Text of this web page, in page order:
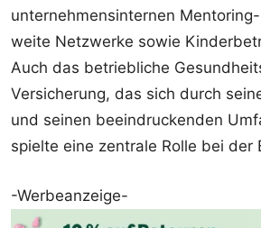
unternehmensinternen
weite Netzwerke sowie
Auch das betriebliche
Versicherung, das sich durch
und seinen beeindruckenden
spielte eine zentrale Rolle bei der
-Werbeanzeige-